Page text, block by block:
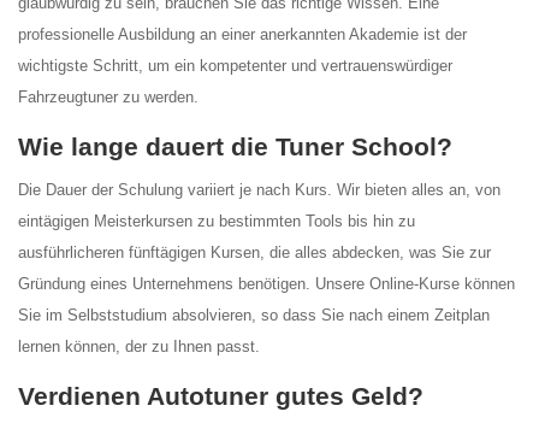
professionelle Ausbildung an einer anerkannten Akademie ist der
wichtigste Schritt, um ein kompetenter und vertrauenswürdiger
Fahrzeugtuner zu werden.
Wie lange dauert die Tuner School?
Die Dauer der Schulung variiert je nach Kurs. Wir bieten alles an, von
eintägigen Meisterkursen zu bestimmten Tools bis hin zu
ausführlicheren fünftägigen Kursen, die alles abdecken, was Sie zur
Gründung eines Unternehmens benötigen. Unsere Online-Kurse können
Sie im Selbststudium absolvieren, so dass Sie nach einem Zeitplan
lernen können, der zu Ihnen passt.
Verdienen Autotuner gutes Geld?